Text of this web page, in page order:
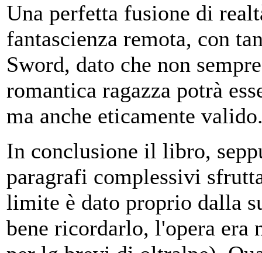
Una perfetta fusione di
fantascienza remota, con
Sword, dato che non
romantica ragazza potrà
ma anche eticamente
In conclusione il libro,
paragrafi complessivi
limite è dato proprio dalla
bene ricordarlo, l'opera era